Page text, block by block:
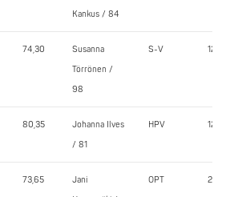
Kankus / 84
74,30
Susanna
Törrönen /
98
S-V 125,0
80,35
Johanna Ilves
/ 81
HPV 120,0
73,65
Jani
OPT 205,0